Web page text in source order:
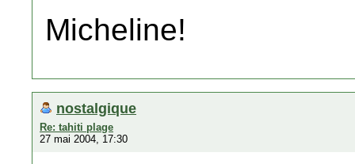
Micheline!
nostalgique
Re: tahiti plage
27 mai 2004, 17:30